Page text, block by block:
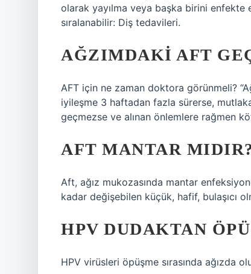
olarak yayılma veya başka birini enfekte
sıralanabilir: Diş tedavileri.
AĞZIMDAKI AFT
AFT için ne zaman doktora görünmeli?
iyileşme 3 haftadan fazla sürerse,
geçmezse ve alınan önlemlere rağmen
AFT MANTAR
Aft, ağız mukozasında mantar
kadar değişebilen küçük, hafif, bulaşıcı
HPV DUDAKTAN
HPV virüsleri öpüşme sırasında ağızda